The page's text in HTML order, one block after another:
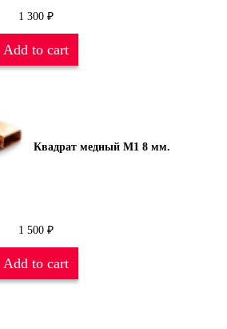
1 300 ₽
Add to cart
Квадрат медный М1 8 мм.
1 500 ₽
Add to cart